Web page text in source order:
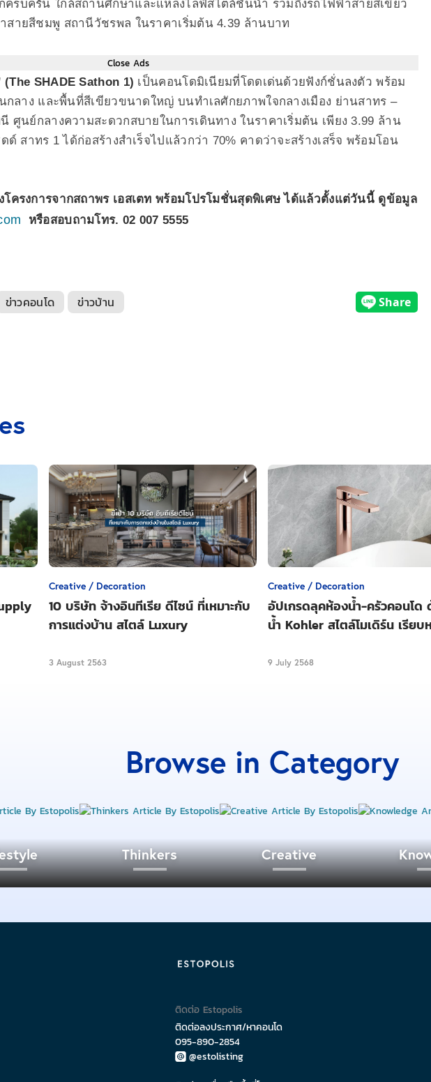
ครบครัน ใกล้สถานศึกษาและแหล่งไลฟ์สไตล์ชั้นนำ รวมถึงรถไฟฟ้าสายสีเขียว
สายสีชมพู สถานีวัชรพล ในราคาเริ่มต้น 4.39 ล้านบาท
Close Ads
SHADE Sathon 1) เป็นคอนโดมิเนียมที่โดดเด่นด้วยฟังก์ชั่นลงตัว พร้อม
กลาง และพื้นที่สีเขียวขนาดใหญ่ บนทำเลศักยภาพใจกลางเมือง ย่านสาทร –
ศูนย์กลางความสะดวกสบายในการเดินทาง ในราคาเริ่มต้น เพียง 3.99 ล้าน
ด์ สาทร 1 ได้ก่อสร้างสำเร็จไปแล้วกว่า 70% คาดว่าจะสร้างเสร็จ พร้อมโอน
โครงการจากสถาพร เอสเตท พร้อมโปรโมชั่นสุดพิเศษ ได้แล้วตั้งแต่วันนี้ ดูข้อมูล
หรือสอบถามโทร. 02 007 5555
ข่าวคอนโด ข่าวบ้าน
Creative / Decoration
10 บริษัท จ้างอินทีเรีย ดีไซน์ ที่เหมาะกับ
การแต่งบ้าน สไตล์ Luxury
3 August 2563
Creative / Decoration
อัปเกรดลุคห้องน้ำ-ครัวคอนโด
น้ำ Kohler สไตล์โมเดิร์น เรียบ
9 July 2568
Browse in Category
Thinkers Creative
ติดต่อ Estopolis
ติดต่อลงประกาศ/หาคอนโด
095-890-2854
@estolisting